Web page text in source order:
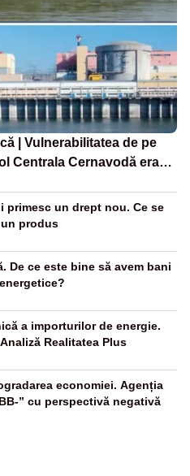
| Vulnerabilitatea de pe
Centrala Cernavodă era
Ceaușescu
primesc un drept nou. Ce se
produs
De ce este bine să avem bani
a importurilor de energie.
Realitatea Plus
economiei. Agenția
” cu perspectivă negativă